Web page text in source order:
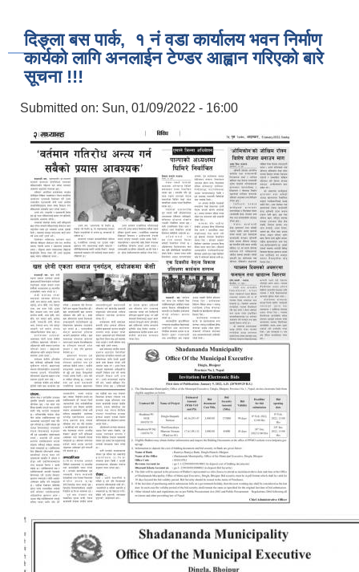
दिङ्ला बस पार्क, १ नं वडा कार्यालय भवन निर्माण
कार्यको लागि अनलाईन टेण्डर आह्वान गरिएको बारे
सूचना !!!
Submitted on: Sun, 01/09/2022 - 16:00